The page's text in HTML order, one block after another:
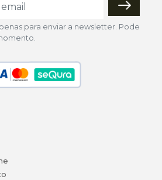
para enviar a newsletter. Pode